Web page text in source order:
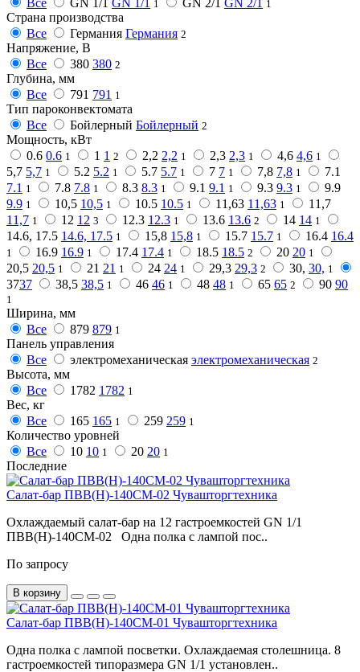
Все
GN 1/1 GN 1/1 1 GN 2/1 GN 2/1 1
Страна производства
Все
Германия Германия 2
Напряжение, В
Все
380 380 2
Глубина, мм
Все
791 791 1
Тип пароконвектомата
Все
Бойлерный Бойлерный 2
Мощность, кВт
0.6 0.6 1 1 1 2 2,2 2,2 1 2,3 2,3 1 4,6 4,6 1
5,7 5,7 1 5.2 5.2 1 5.7 5.7 1 7 7 1 7,8 7,8 1
7.1
7.1 1 7.8 7.8 1 8.3 8.3 1 9.1 9.1 1 9.3 9.3 1
9.9
9.9 1 10,5 10,5 1 10.5 10.5 1 11,63 11,63 1
11,7
11,7 1 12 12 3 12.3 12.3 1 13.6 13.6 2 14 14 1
14.6, 17.5 14.6, 17.5 1 15,8 15,8 1 15.7 15.7 1 16.4 16.4
1 16.9 16.9 1 17.4 17.4 1 18.5 18.5 2 20 20 1
20,5 20,5 1 21 21 1 24 24 1 29,3 29,3 2 30, 30, 1
3737 38,5 38,5 1 46 46 1 48 48 1 65 65 2 90 90
1
Ширина, мм
Все
879 879 1
Панель управления
Все
электромеханическая электромеханическая 2
Высота, мм
Все
1782 1782 1
Вес, кг
Все
165 165 1 259 259 1
Количество уровней
Все
10 10 1 20 20 1
Последние
Салат-бар ПВВ(Н)-140СМ-02 Чувашторгтехника
Охлаждаемый салат-бар на 12 гастроемкостей GN 1/1
ПВВ(Н)-140СМ-02 Одна полка с лампой пос..
По запросу
В корзину
Салат-бар ПВВ(Н)-140СМ-01 Чувашторгтехника
Одна полка с лампой посветки. Охлаждаемая столешница. 8
гастроемкостей типоразмера GN 1/1 установлен..